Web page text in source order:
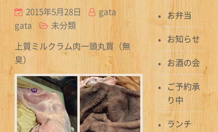
2015年5月28日
gata
gata
未分類
上質ミルクラム肉一頭丸買（無
臭）
お弁当
お知らせ
お酒の会
ご予約承
り中
ランチ